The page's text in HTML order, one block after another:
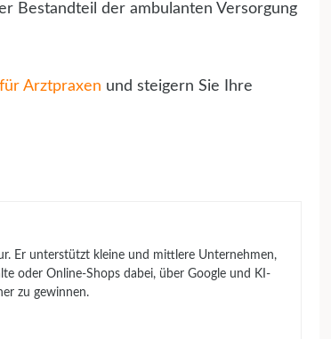
Bestandteil der ambulanten Versorgung
Arztpraxen und steigern Sie Ihre
Er unterstützt kleine und mittlere Unternehmen,
oder Online-Shops dabei, über Google und KI-
zu gewinnen.